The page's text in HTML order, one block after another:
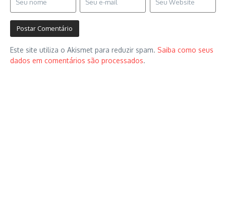
Este site utiliza o Akismet para reduzir spam. Saiba como seus
dados em comentários são processados.